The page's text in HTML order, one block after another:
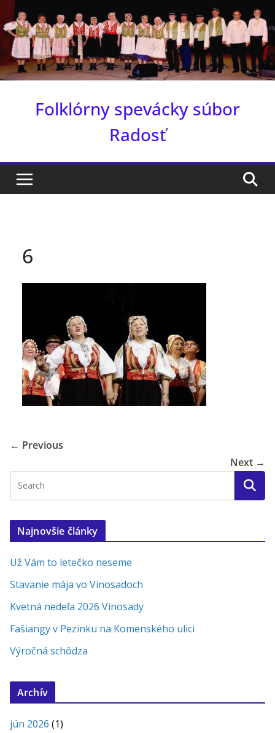
to
content
Folklórny spevácky súbor
Radosť
6
← Previous
Next →
Najnovšie články
Už Vám to letečko neseme
Stavanie mája vo Vinosadoch
Kvetná nedeľa 2026 Vinosady
Fašiangy v Pezinku na Komenského ulici
Výročná schôdza
Archív
jún 2026 (1)